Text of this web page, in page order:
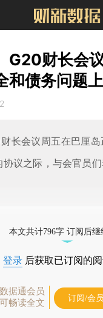
G20财长会
和债务问题
长会议周五在巴厘
议之际，与会官员
本文共计796字 订阅后继
登录 后获取已订阅的
数据通会员
可畅读全文
订阅/会